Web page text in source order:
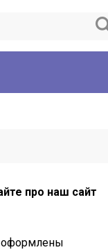
про наш сайт
оформлены